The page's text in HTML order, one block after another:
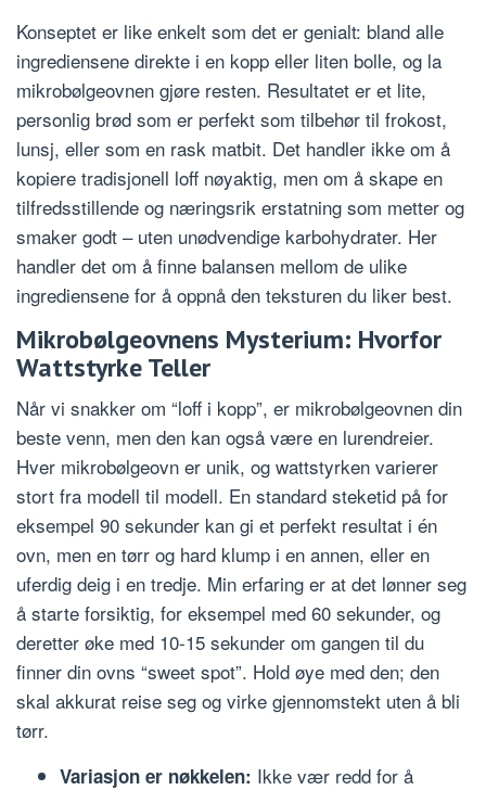
Konseptet er like enkelt som det er genialt: bland alle
ingrediensene direkte i en kopp eller liten bolle, og la
mikrobølgeovnen gjøre resten. Resultatet er et lite,
personlig brød som er perfekt som tilbehør til frokost,
lunsj, eller som en rask matbit. Det handler ikke om å
kopiere tradisjonell loff nøyaktig, men om å skape en
tilfredsstillende og næringsrik erstatning som metter og
smaker godt – uten unødvendige karbohydrater. Her
handler det om å finne balansen mellom de ulike
ingrediensene for å oppnå den teksturen du liker best.
Mikrobølgeovnens Mysterium: Hvorfor
Wattstyrke Teller
Når vi snakker om “loff i kopp”, er mikrobølgeovnen din
beste venn, men den kan også være en lurendreier.
Hver mikrobølgeovn er unik, og wattstyrken varierer
stort fra modell til modell. En standard steketid på for
eksempel 90 sekunder kan gi et perfekt resultat i én
ovn, men en tørr og hard klump i en annen, eller en
uferdig deig i en tredje. Min erfaring er at det lønner seg
å starte forsiktig, for eksempel med 60 sekunder, og
deretter øke med 10-15 sekunder om gangen til du
finner din ovns “sweet spot”. Hold øye med den; den
skal akkurat reise seg og virke gjennomstekt uten å bli
tørr.
Variasjon er nøkkelen: Ikke vær redd for å